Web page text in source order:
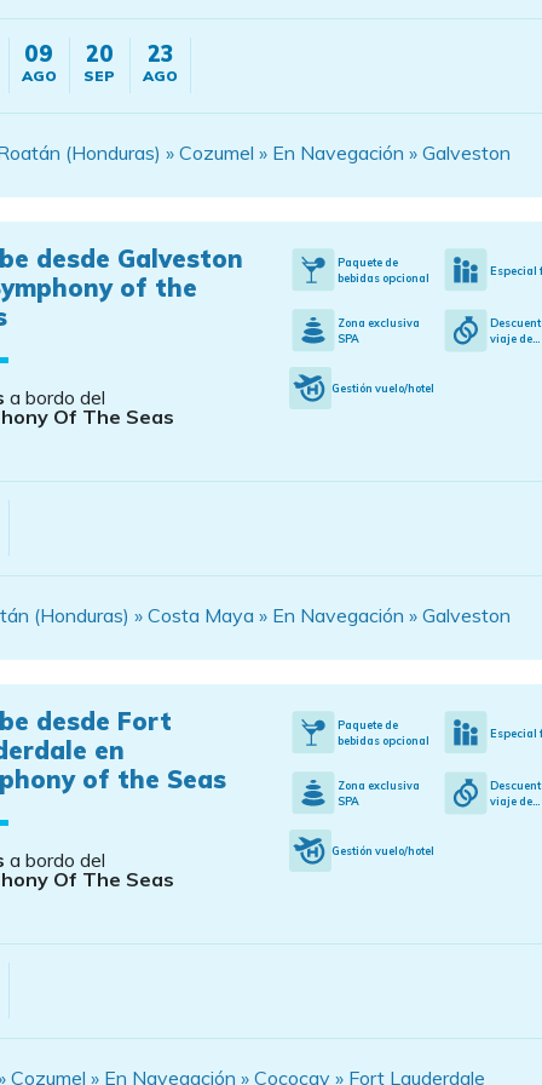
09
AGO
20
SEP
23
AGO
(Honduras) » Cozumel » En Navegación » Galveston
desde Galveston
of the
a bordo del
Of The Seas
Paquete de
bebidas opcional
Especial
Zona exclusiva
SPA
viaje de...
Gestión vuelo/hotel
(Honduras) » Costa Maya » En Navegación » Galveston
desde Fort
en
of the Seas
a bordo del
Of The Seas
Paquete de
bebidas opcional
Especial
Zona exclusiva
SPA
viaje de...
Gestión vuelo/hotel
Cozumel » En Navegación » Cococay » Fort Lauderdale